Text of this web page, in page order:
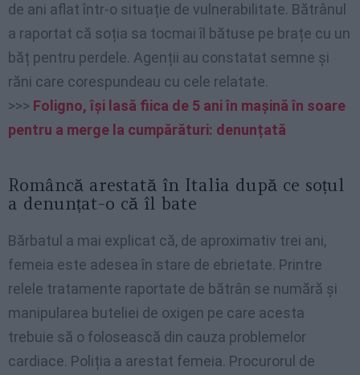
de ani aflat într-o situație de vulnerabilitate. Bătrânul
a raportat că soția sa tocmai îl bătuse pe brațe cu un
băț pentru perdele. Agenții au constatat semne și
răni care corespundeau cu cele relatate.
>>> Foligno, își lasă fiica de 5 ani în mașină în soare
pentru a merge la cumpărături: denunțată
Româncă arestată în Italia după ce soțul
a denunțat-o că îl bate
Bărbatul a mai explicat că, de aproximativ trei ani,
femeia este adesea în stare de ebrietate. Printre
relele tratamente raportate de bătrân se numără și
manipularea buteliei de oxigen pe care acesta
trebuie să o folosească din cauza problemelor
cardiace. Poliția a arestat femeia. Procurorul de